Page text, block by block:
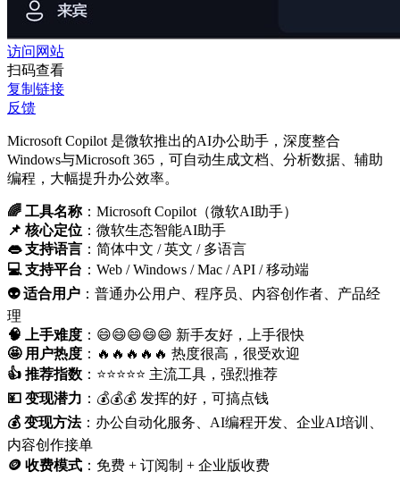
访问网站
扫码查看
复制链接
反馈
Microsoft Copilot 是微软推出的AI办公助手，深度整合
Windows与Microsoft 365，可自动生成文档、分析数据、辅助
编程，大幅提升办公效率。
🌈 工具名称：Microsoft Copilot（微软AI助手）
📌 核心定位 ：微软生态智能AI助手
👄 支持语言 ：简体中文 / 英文 / 多语言
💻 支持平台 ：Web / Windows / Mac / API / 移动端
👽 适合用户 ：普通办公用户、程序员、内容创作者、产品经
理
🧠 上手难度 ：😄😄😄😄😄 新手友好，上手很快
🤩 用户热度 ：🔥🔥🔥🔥🔥 热度很高，很受欢迎
👍 推荐指数 ：⭐⭐⭐⭐⭐ 主流工具，强烈推荐
💴 变现潜力 ：💰💰💰 发挥的好，可搞点钱
💰 变现方法：办公自动化服务、AI编程开发、企业AI培训、
内容创作接单
🪙 收费模式 ：免费 + 订阅制 + 企业版收费